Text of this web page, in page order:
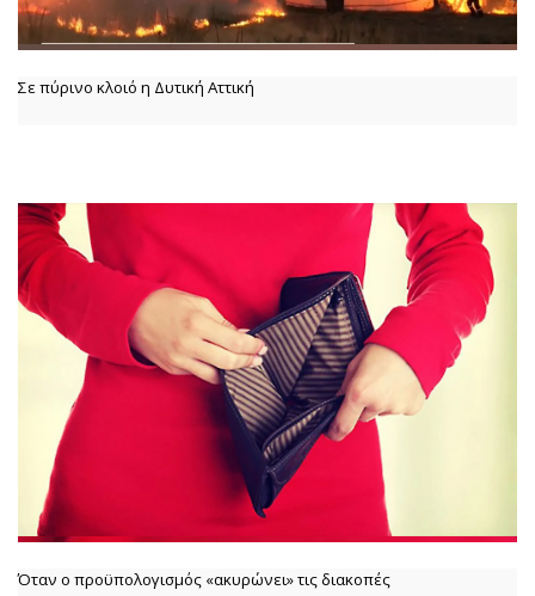
Σε πύρινο κλοιό η Δυτική Αττική
Όταν ο προϋπολογισμός «ακυρώνει» τις διακοπές